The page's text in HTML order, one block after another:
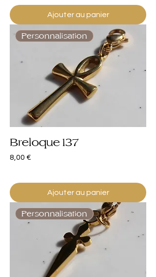
Ajouter au panier
Personnalisation
Breloque 137
Prix
8,00 €
Ajouter au panier
Personnalisation